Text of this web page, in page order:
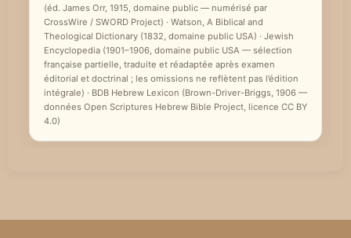
(éd. James Orr, 1915, domaine public — numérisé par
CrossWire / SWORD Project) · Watson, A Biblical and
Theological Dictionary (1832, domaine public USA) · Jewish
Encyclopedia (1901–1906, domaine public USA — sélection
française partielle, traduite et réadaptée après examen
éditorial et doctrinal ; les omissions ne reflètent pas l’édition
intégrale) · BDB Hebrew Lexicon (Brown-Driver-Briggs, 1906 —
données Open Scriptures Hebrew Bible Project, licence CC BY
4.0)